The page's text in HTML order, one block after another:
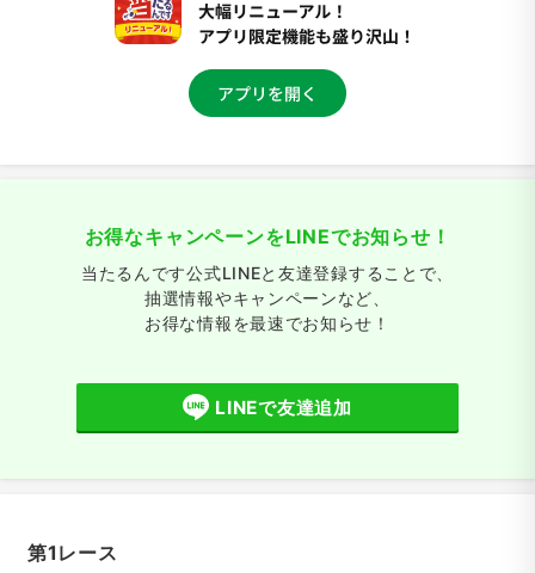
お得なキャンペーンをLINEでお知らせ！
当たるんです公式LINEと友達登録することで、
抽選情報やキャンペーンなど、
お得な情報を最速でお知らせ！
LINEで友達追加
第1レース